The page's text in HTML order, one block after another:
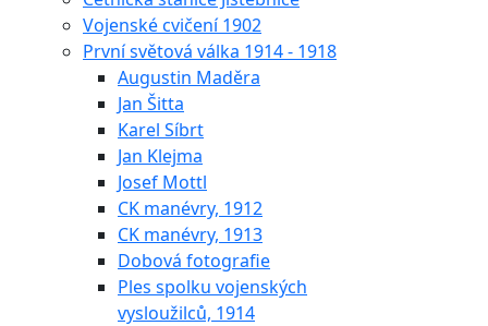
Vojenské cvičení 1902
První světová válka 1914 - 1918
Augustin Maděra
Jan Šitta
Karel Síbrt
Jan Klejma
Josef Mottl
CK manévry, 1912
CK manévry, 1913
Dobová fotografie
Ples spolku vojenských
vysloužilců, 1914